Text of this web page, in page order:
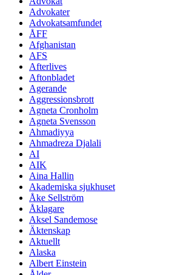
Advokater
Advokatsamfundet
ÅFF
Afghanistan
AFS
Afterlives
Aftonbladet
Agerande
Aggressionsbrott
Agneta Cronholm
Agneta Svensson
Ahmadiyya
Ahmadreza Djalali
AI
AIK
Aina Hallin
Akademiska sjukhuset
Åke Sellström
Åklagare
Aksel Sandemose
Äktenskap
Aktuellt
Alaska
Albert Einstein